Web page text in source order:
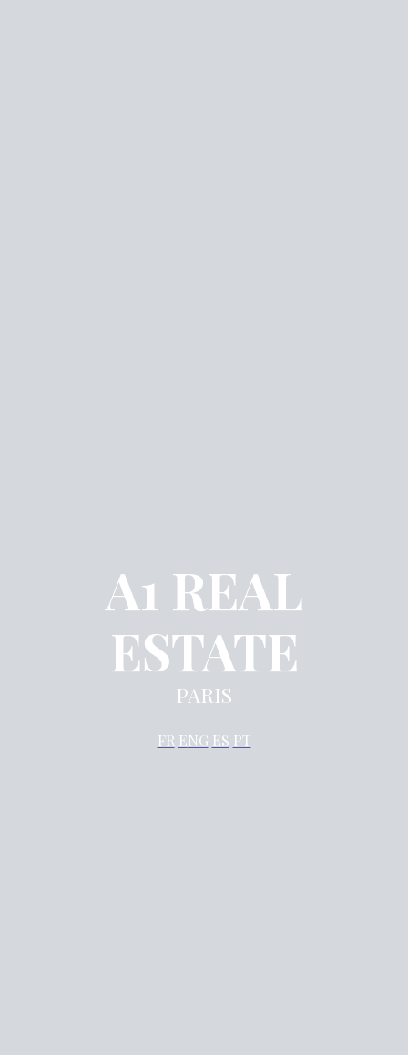
A1 REAL
ESTATE
PARIS
FR ENG ES PT